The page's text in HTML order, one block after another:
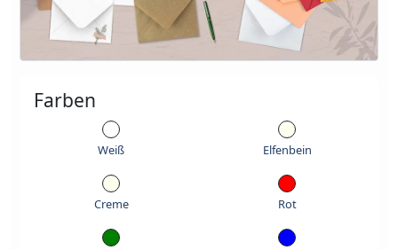
Farben
Weiß Elfenbein
Creme Rot